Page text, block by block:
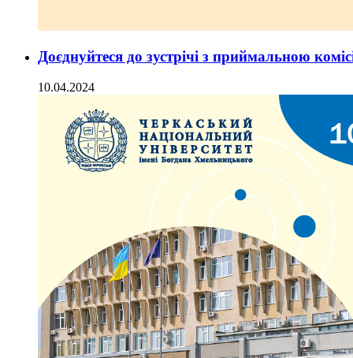
Доєднуйтеся до зустрічі з приймальною
10.04.2024